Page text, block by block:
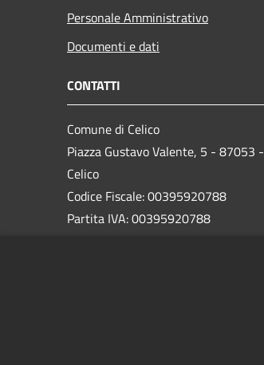
Personale Amministrativo
Documenti e dati
CONTATTI
Comune di Celico
Piazza Gustavo Valente, 5 - 87053 -
Celico
Codice Fiscale: 00395920788
Partita IVA: 00395920788